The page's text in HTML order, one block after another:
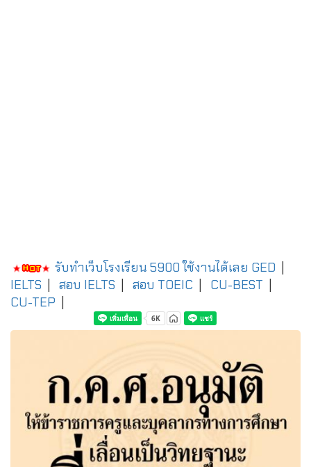
รับทำเว็บโรงเรียน 5900 ใช้งานได้เลย GED
IELTS
สอบ IELTS สอบ TOEIC CU-BEST
CU-TEP